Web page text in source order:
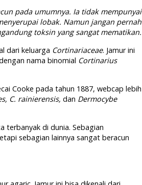
pada umumnya. Ia tidak mempunyai
lobak. Namun jangan pernah
toksin yang sangat mematikan.
dari keluarga Cortinariaceae. Jamur ini
nama binomial Cortinarius
Cooke pada tahun 1887, webcap lebih
C. rainierensis, dan Dermocybe
terbanyak di dunia. Sebagian
sebagian lainnya sangat beracun